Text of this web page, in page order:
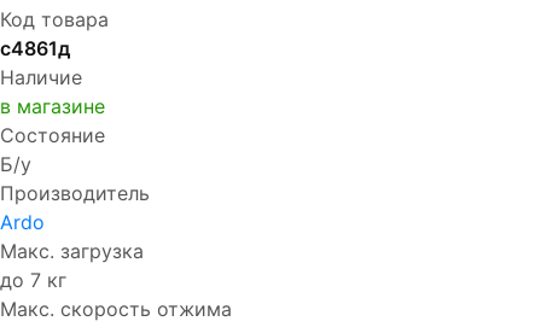
Код товара
с4861д
Наличие
в магазине
Состояние
Б/у
Производитель
Ardo
Макс. загрузка
до 7 кг
Макс. скорость отжима